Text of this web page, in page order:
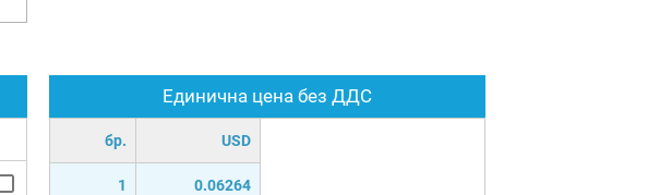
Единична цена без ДДС
бр. USD
1 0.06264